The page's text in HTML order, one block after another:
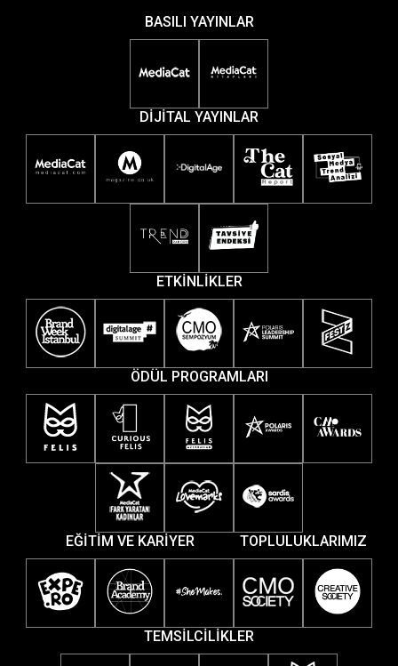
BASILI YAYINLAR
DİJİTAL YAYINLAR
ETKİNLİKLER
ÖDÜL PROGRAMLARI
EĞİTİM VE KARİYER TOPLULUKLARIMIZ
TEMSİLCİLİKLER